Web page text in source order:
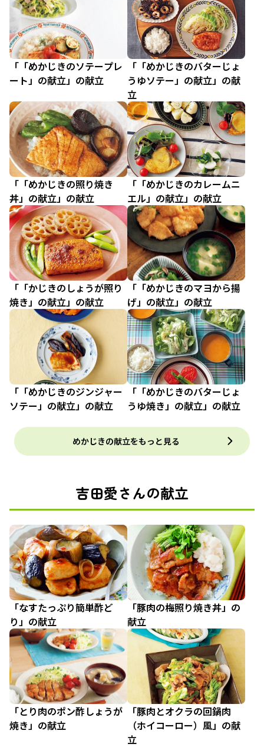
「「めかじきのソテープレ
ート」の献立」の献立
「「めかじきのバターじょ
うゆソテー」の献立」の献
立
「「めかじきの照り焼き
丼」の献立」の献立
「「めかじきのカレームニ
エル」の献立」の献立
「「かじきのしょうが照り
焼き」の献立」の献立
「「めかじきのマヨから揚
げ」の献立」の献立
「「めかじきのジンジャー
ソテー」の献立」の献立
「「めかじきのバターじょ
うゆ焼き」の献立」の献立
めかじきの献立をもっと見る
吉田愛さんの献立
「なすたっぷり簡単酢ど
り」の献立
「豚肉の梅照り焼き丼」の
献立
「とり肉のポン酢しょうが
焼き」の献立
「豚肉とオクラの回鍋肉
（ホイコーロー）風」の献
立